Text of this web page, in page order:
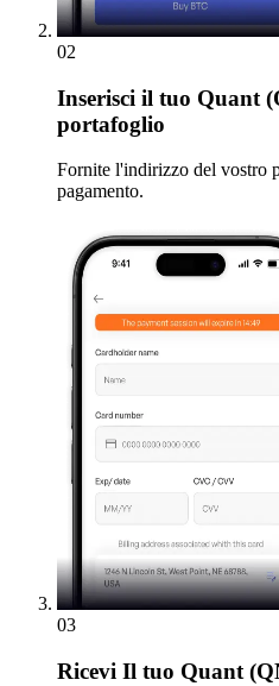
02
Inserisci il tuo Quant
portafoglio
Fornite l'indirizzo del vostro
pagamento.
03
Ricevi Il tuo Quant